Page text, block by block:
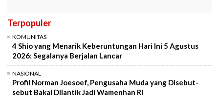
Terpopuler
KOMUNITAS
4 Shio yang Menarik Keberuntungan Hari Ini 5 Agustus
2026: Segalanya Berjalan Lancar
NASIONAL
Profil Norman Joesoef, Pengusaha Muda yang Disebut-
sebut Bakal Dilantik Jadi Wamenhan RI